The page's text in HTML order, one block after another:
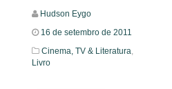
Hudson Eygo
16 de setembro de 2011
Cinema, TV & Literatura
Livro